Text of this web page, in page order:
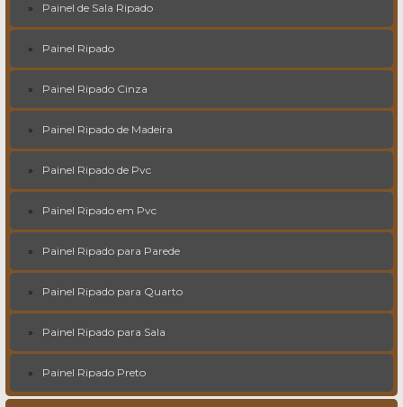
Painel de Sala Ripado
Painel Ripado
Painel Ripado Cinza
Painel Ripado de Madeira
Painel Ripado de Pvc
Painel Ripado em Pvc
Painel Ripado para Parede
Painel Ripado para Quarto
Painel Ripado para Sala
Painel Ripado Preto